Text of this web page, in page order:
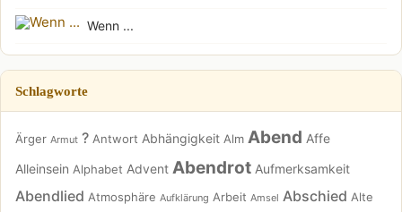
Wenn ...
Schlagworte
Ärger Armut ? Antwort Abhängigkeit Alm Abend Affe
Alleinsein Alphabet Advent Abendrot Aufmerksamkeit
Abendlied Atmosphäre Aufklärung Arbeit Amsel Abschied Alte